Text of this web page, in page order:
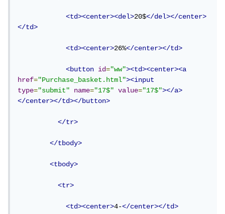
<td><center><del>20$</del></center>
</td>
<td><center>26%</center></td>
<button id="ww"><td><center><a
href="Purchase_basket.html"><input
type="submit" name="17$" value="17$"></a>
</center></td></button>
</tr>
</tbody>
<tbody>
<tr>
<td><center>4-</center></td>